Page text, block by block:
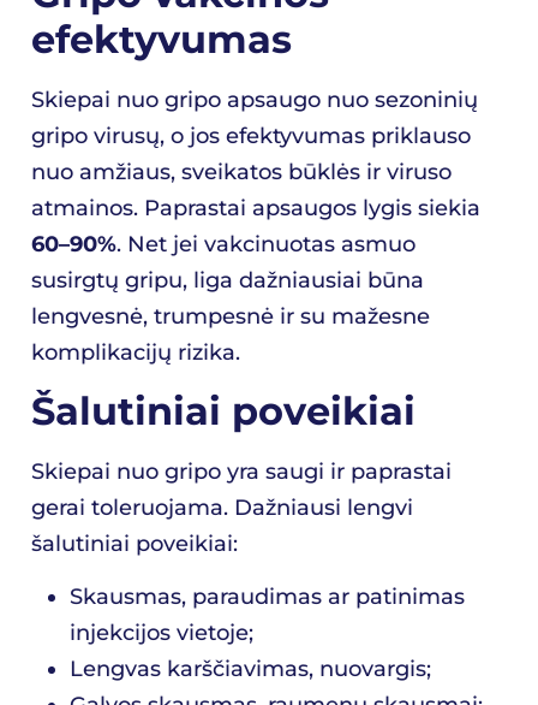
efektyvumas
Skiepai nuo gripo apsaugo nuo sezoninių
gripo virusų, o jos efektyvumas priklauso
nuo amžiaus, sveikatos būklės ir viruso
atmainos. Paprastai apsaugos lygis siekia
60–90%. Net jei vakcinuotas asmuo
susirgtų gripu, liga dažniausiai būna
lengvesnė, trumpesnė ir su mažesne
komplikacijų rizika.
Šalutiniai poveikiai
Skiepai nuo gripo yra saugi ir paprastai
gerai toleruojama. Dažniausi lengvi
šalutiniai poveikiai:
Skausmas, paraudimas ar patinimas
injekcijos vietoje;
Lengvas karščiavimas, nuovargis;